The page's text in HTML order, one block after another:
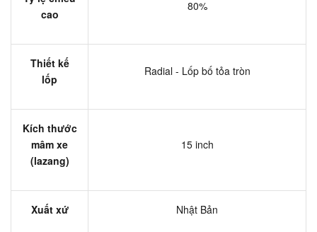
cao
80%
Thiết kế
lốp
Radial - Lốp bố tỏa tròn
Kích thước
mâm xe
(lazang)
15 inch
Xuất xứ Nhật Bản